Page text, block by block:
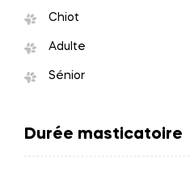
Chiot
Adulte
Sénior
Durée masticatoire